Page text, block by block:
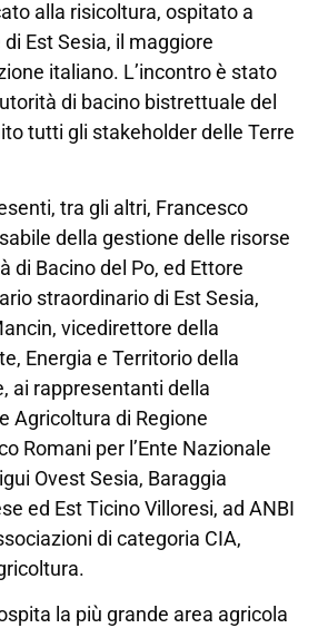
alla risicoltura, ospitato a
Est Sesia, il maggiore
italiano. L’incontro è stato
di bacino bistrettuale del
tutti gli stakeholder delle Terre
tra gli altri, Francesco
della gestione delle risorse
di Bacino del Po, ed Ettore
straordinario di Est Sesia,
vicedirettore della
Energia e Territorio della
ai rappresentanti della
Agricoltura di Regione
Romani per l’Ente Nazionale
Ovest Sesia, Baraggia
ed Est Ticino Villoresi, ad ANBI
di categoria CIA,
la più grande area agricola